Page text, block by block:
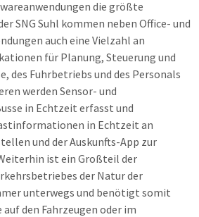
die größte
SNG Suhl kommen neben Office- und
auch eine Vielzahl an
für Planung, Steuerung und
des Fuhrbetriebs und des Personals
werden Sensor- und
in Echtzeit erfasst und
in Echtzeit an
und der Auskunfts-App zur
ist ein Großteil der
der Natur der
unterwegs und benötigt somit
den Fahrzeugen oder im